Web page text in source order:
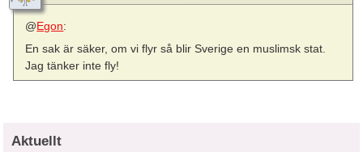
@Egon:
En sak är säker, om vi flyr så blir Sverige en muslimsk stat.
Jag tänker inte fly!
Aktuellt